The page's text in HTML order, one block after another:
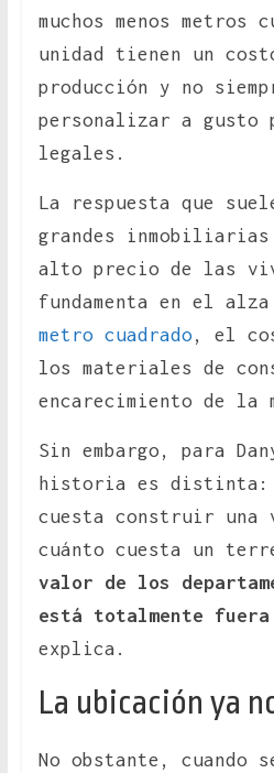
muchos menos metros
unidad tienen un
producción y no
personalizar a gusto
legales.
La respuesta que
grandes
alto precio de las
fundamenta en el
metro cuadrado , el
los materiales de
encarecimiento de la
Sin embargo, para
historia es distinta:
cuesta construir una
cuánto cuesta un
valor de los
está totalmente fuera
explica.
La ubicación ya
No obstante, cuando